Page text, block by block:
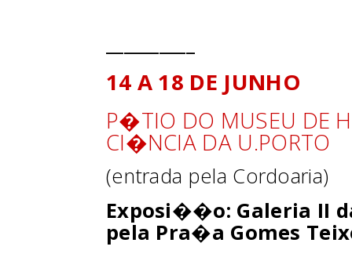
14 A 18 DE JUNHO
P�TIO DO MUSEU DE
CI�NCIA DA U.PORTO
(entrada pela Cordoaria)
Exposi��o: Galeria II
pela Pra�a Gomes